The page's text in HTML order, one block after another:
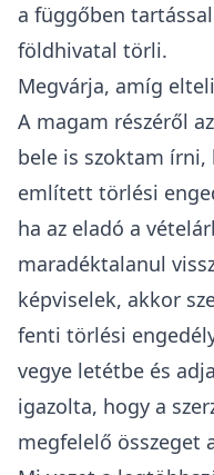
a függőben
földhivatal törli.
Megvárja, amíg
A magam részéről
bele is szoktam írni,
említett törlési
ha az eladó a
maradéktalanul
képviselek, akkor
fenti törlési
vegye letétbe és
igazolta, hogy a
megfelelő összeget